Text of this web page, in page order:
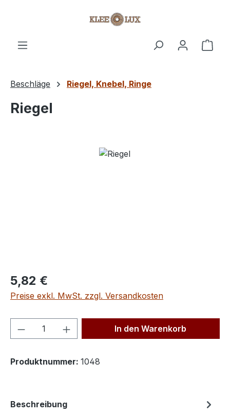
Beschläge Riegel, Knebel, Ringe
Riegel
Bildergalerie überspringen
Regulärer Preis:
5,82 €
Preise exkl. MwSt. zzgl. Versandkosten
Produkt Anzahl: Gib denIn den Warenkorb
Produktnummer: 1048
Beschreibung